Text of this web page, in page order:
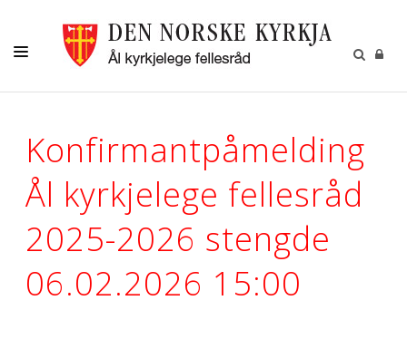
KYRKJENE
BARN OG UNGDOM
KYRKJEBLADET
RÅD OG UTVALG
Konfirmantpåmelding
Ål kyrkjelege fellesråd
2025-2026 stengde
06.02.2026 15:00